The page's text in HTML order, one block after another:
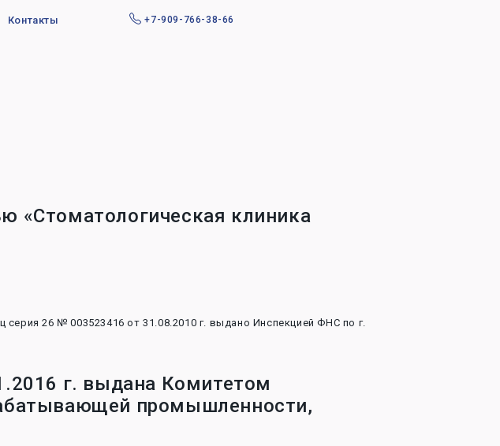
Контакты +7-909-766-38-66
«Стоматологическая клиника
26 № 003523416 от 31.08.2010 г. выдано Инспекцией ФНС по г.
г. выдана Комитетом
промышленности,